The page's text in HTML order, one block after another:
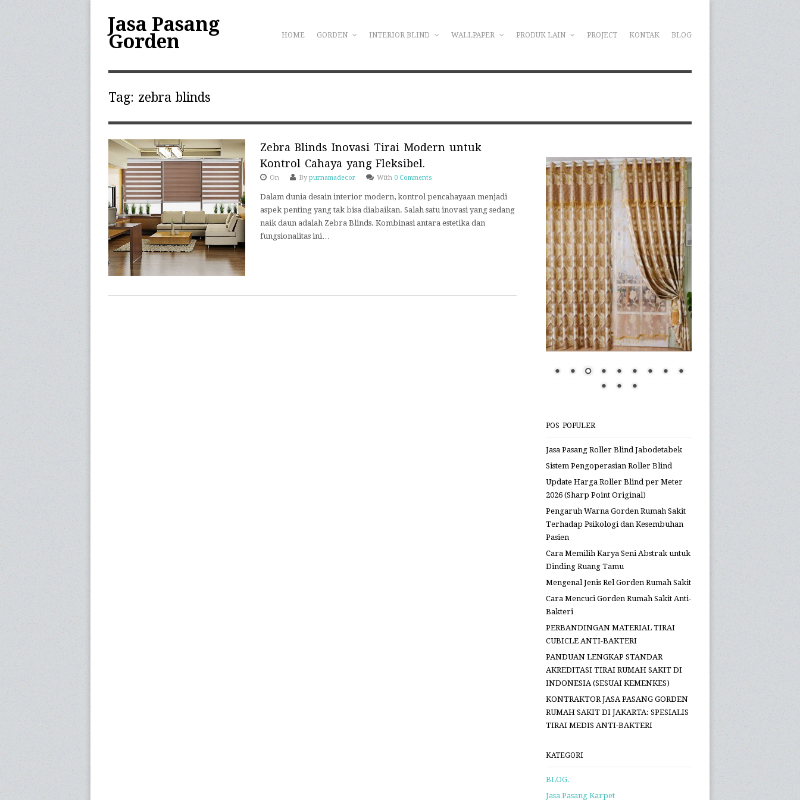
HOME GORDEN INTERIOR BLIND WALLPAPER PRODUK LAIN PROJECT KONTAK BLOG
Jasa Pasang
Gorden
Tag: zebra blinds
Zebra Blinds Inovasi Tirai Modern untuk
Kontrol Cahaya yang Fleksibel.
On By purnamadecor With 0 Comments
Dalam dunia desain interior modern, kontrol pencahayaan menjadi
aspek penting yang tak bisa diabaikan. Salah satu inovasi yang sedang
naik daun adalah Zebra Blinds. Kombinasi antara estetika dan
fungsionalitas ini…
POS POPULER
Jasa Pasang Roller Blind Jabodetabek
Sistem Pengoperasian Roller Blind
Update Harga Roller Blind per Meter
2026 (Sharp Point Original)
Pengaruh Warna Gorden Rumah Sakit
Terhadap Psikologi dan Kesembuhan
Pasien
Cara Memilih Karya Seni Abstrak untuk
Dinding Ruang Tamu
Mengenal Jenis Rel Gorden Rumah Sakit
Cara Mencuci Gorden Rumah Sakit Anti-
Bakteri
PERBANDINGAN MATERIAL TIRAI
CUBICLE ANTI-BAKTERI
PANDUAN LENGKAP STANDAR
AKREDITASI TIRAI RUMAH SAKIT DI
INDONESIA (SESUAI KEMENKES)
KONTRAKTOR JASA PASANG GORDEN
RUMAH SAKIT DI JAKARTA: SPESIALIS
TIRAI MEDIS ANTI-BAKTERI
KATEGORI
BLOG.
Jasa Pasang Karpet